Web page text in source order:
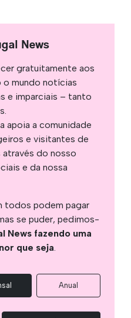
News
gratuitamente aos
mundo notícias
e imparciais – tanto
apoia a comunidade
e visitantes de
através do nosso
e da nossa
todos podem pagar
se puder, pedimos-
News fazendo uma
que seja.
Anual